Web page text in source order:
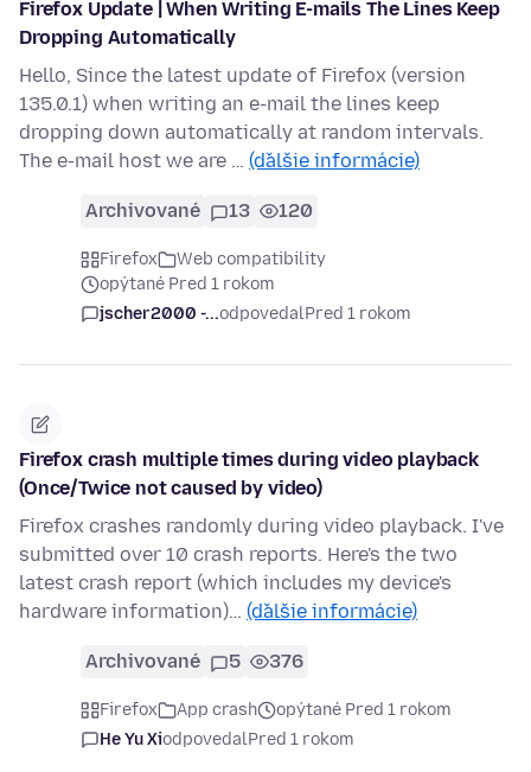
Firefox Update | When Writing E-mails The Lines Keep
Dropping Automatically
Hello, Since the latest update of Firefox (version
135.0.1) when writing an e-mail the lines keep
dropping down automatically at random intervals.
The e-mail host we are … (ďalšie informácie)
Archivované 13 120
Firefox
Web compatibility
opýtané Pred 1 rokom
jscher2000 -...odpovedalPred 1 rokom
Firefox crash multiple times during video playback
(Once/Twice not caused by video)
Firefox crashes randomly during video playback. I've
submitted over 10 crash reports. Here's the two
latest crash report (which includes my device's
hardware information)… (ďalšie informácie)
Archivované 5 376
Firefox App crash
opýtané Pred 1 rokom
He Yu XiodpovedalPred 1 rokom